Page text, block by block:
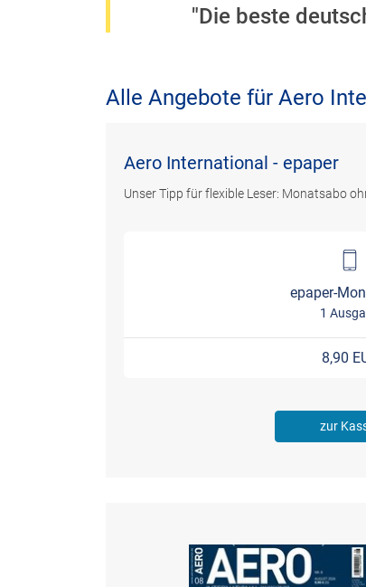
"Die beste
Alle Angebote für Aero
Aero International - epaper
Unser Tipp für flexible Leser: Monatsabo
epaper-
1
8,90
zur